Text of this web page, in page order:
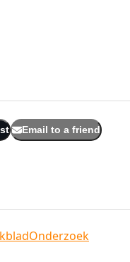
Email to a friend
Onderzoek